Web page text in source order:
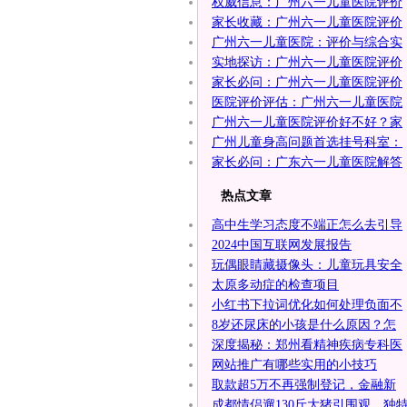
家长收藏：广州六一儿童医院评价
广州六一儿童医院：评价与综合实
实地探访：广州六一儿童医院评价
家长必问：广州六一儿童医院评价
医院评价评估：广州六一儿童医院
广州六一儿童医院评价好不好？家
广州儿童身高问题首选挂号科室：
家长必问：广东六一儿童医院解答
热点文章
高中生学习态度不端正怎么去引导
2024中国互联网发展报告
玩偶眼睛藏摄像头：儿童玩具安全
太原多动症的检查项目
小红书下拉词优化如何处理负面不
8岁还尿床的小孩是什么原因？怎
深度揭秘：郑州看精神疾病专科医
网站推广有哪些实用的小技巧
取款超5万不再强制登记，金融新